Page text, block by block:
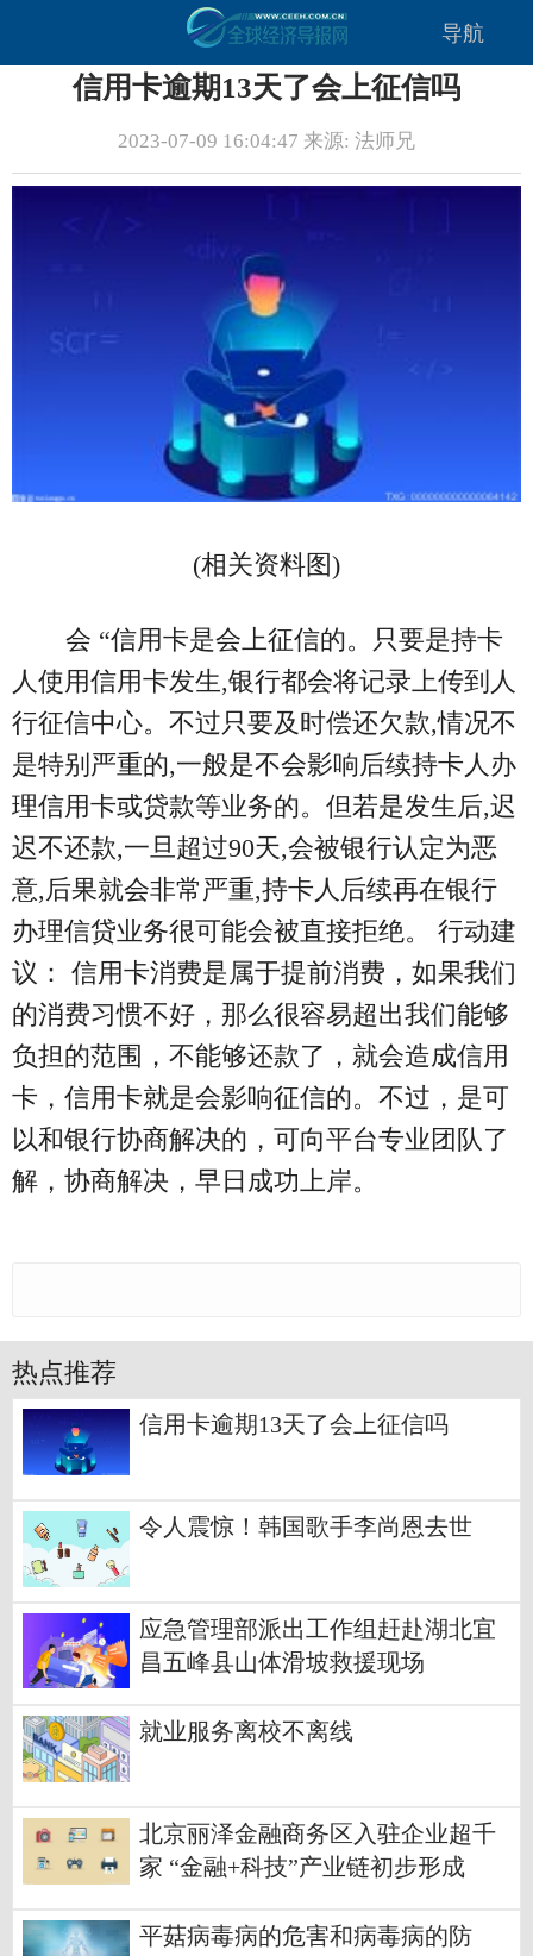
导航
信用卡逾期13天了会上征信吗
2023-07-09 16:04:47 来源: 法师兄
(相关资料图)
会 “信用卡是会上征信的。只要是持卡
人使用信用卡发生,银行都会将记录上传到人
行征信中心。不过只要及时偿还欠款,情况不
是特别严重的,一般是不会影响后续持卡人办
理信用卡或贷款等业务的。但若是发生后,迟
迟不还款,一旦超过90天,会被银行认定为恶
意,后果就会非常严重,持卡人后续再在银行
办理信贷业务很可能会被直接拒绝。 行动建
议： 信用卡消费是属于提前消费，如果我们
的消费习惯不好，那么很容易超出我们能够
负担的范围，不能够还款了，就会造成信用
卡，信用卡就是会影响征信的。不过，是可
以和银行协商解决的，可向平台专业团队了
解，协商解决，早日成功上岸。
热点推荐
信用卡逾期13天了会上征信吗
令人震惊！韩国歌手李尚恩去世
应急管理部派出工作组赶赴湖北宜
昌五峰县山体滑坡救援现场
就业服务离校不离线
北京丽泽金融商务区入驻企业超千
家 “金融+科技”产业链初步形成
平菇病毒病的危害和病毒病的防